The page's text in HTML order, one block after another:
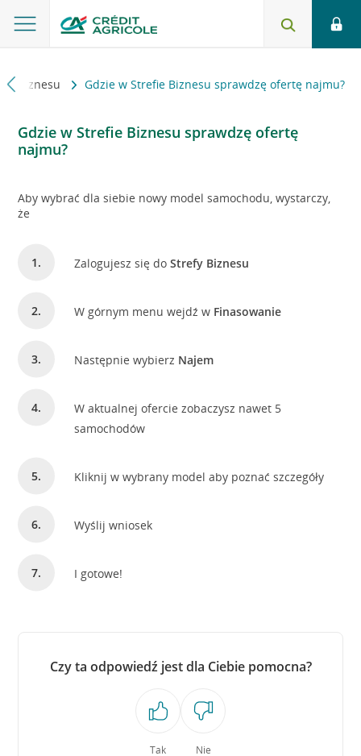
Biznesu Gdzie w Strefie Biznesu sprawdzę ofertę najmu?
Gdzie w Strefie Biznesu sprawdzę ofertę
najmu?
Aby wybrać dla siebie nowy model samochodu, wystarczy,
że
Zalogujesz się doStrefy Biznesu
W górnym menu wejdź w Finasowanie
Następnie wybierz Najem
W aktualnej ofercie zobaczysz nawet 5
samochodów
Kliknij w wybrany model aby poznać szczegóły
Wyślij wniosek
I gotowe!
Czy ta odpowiedź jest dla Ciebie pomocna?
Tak Nie